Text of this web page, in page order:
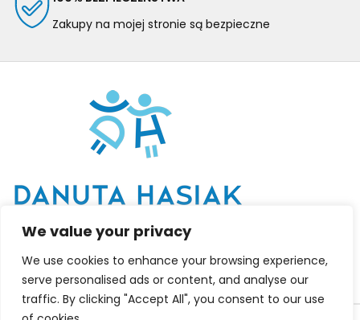
We value your privacy
We use cookies to enhance your browsing experience,
serve personalised ads or content, and analyse our
traffic. By clicking "Accept All", you consent to our use
Zakupy na mojej stronie są bezpieczne
2025